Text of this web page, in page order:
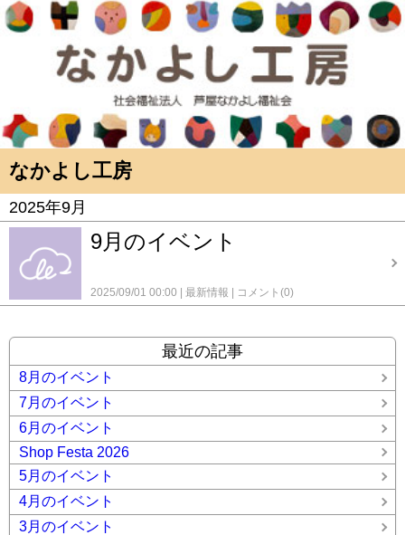
なかよし工房
2025年9月
9月のイベント
2025/09/01 00:00 最新情報 コメント(0)
最近の記事
8月のイベント
7月のイベント
6月のイベント
Shop Festa 2026
5月のイベント
4月のイベント
3月のイベント